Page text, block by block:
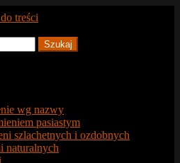
treści
Szukaj
wg nazwy
pasiastym
szlachetnych i ozdobnych
naturalnych